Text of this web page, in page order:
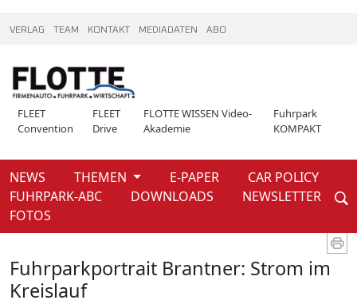
VERLAG TEAM KONTAKT MEDIADATEN ABO
FLEET
Convention
FLEET
Drive
FLOTTE WISSEN Video-
Akademie
Fuhrpark
KOMPAKT
NEWS THEMEN E-PAPER
CAR POLICY
FUHRPARK-ABC
DOWNLOADS
NEWSLETTER
FOTOS
Weiter
News
Fuhrparkportrait Brantner: Strom im
Kreislauf